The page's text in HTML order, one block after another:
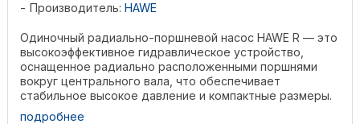
Производитель: HAWE
Одиночный радиально-поршневой насос HAWE R — это
высокоэффективное гидравлическое устройство,
оснащенное радиально расположенными поршнями
вокруг центрального вала, что обеспечивает
стабильное высокое давление и компактные размеры.
Изготовленный из ...
подробнее